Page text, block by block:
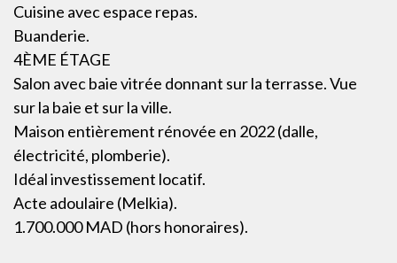
Cuisine avec espace repas.
Buanderie.
4ÈME ÉTAGE
Salon avec baie vitrée donnant sur la terrasse. Vue
sur la baie et sur la ville.
Maison entièrement rénovée en 2022 (dalle,
électricité, plomberie).
Idéal investissement locatif.
Acte adoulaire (Melkia).
1.700.000 MAD (hors honoraires).